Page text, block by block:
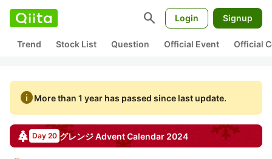
search Login Signup
Trend Stock List Question Official Event Official
infoMore than 1 year has passed since last update.
Day 20 グレンジAdvent Calendar 2024